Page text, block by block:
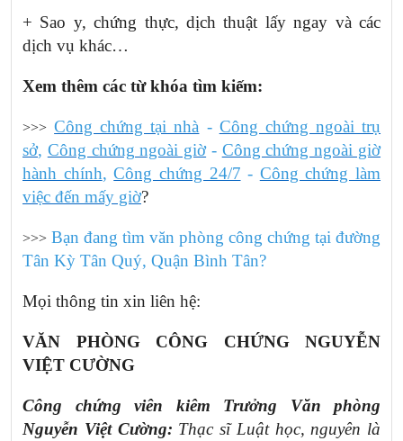
+ Sao y, chứng thực, dịch thuật lấy ngay và các
dịch vụ khác…
Xem thêm các từ khóa tìm kiếm:
>>> Công chứng tại nhà - Công chứng ngoài trụ
sở, Công chứng ngoài giờ- Công chứng ngoài giờ
hành chính,Công chứng 24/7 - Công chứng làm
việc đến mấy giờ?
>>> Bạn đang tìm văn phòng công chứng tại đường
Tân Kỳ Tân Quý, Quận Bình Tân?
Mọi thông tin xin liên hệ:
VĂN PHÒNG CÔNG CHỨNG NGUYỄN
VIỆT CƯỜNG
Công chứng viên kiêm Trưởng Văn phòng
Nguyễn Việt Cường: Thạc sĩ Luật học, nguyên là